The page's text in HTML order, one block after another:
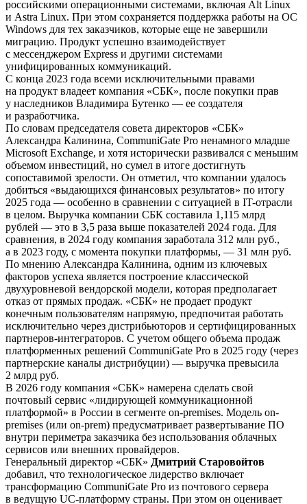
российскими операционными системами, включая Alt Linux
и Astra Linux. При этом сохраняется поддержка работы на ОС
Windows для тех заказчиков, которые еще не завершили
миграцию. Продукт успешно взаимодействует
с мессенджером Express и другими системами
унифицированных коммуникаций.
С конца 2023 года всеми исключительными правами
на продукт владеет компания «СБК», после покупки прав
у наследников Владимира Бутенко — ее создателя
и разработчика.
По словам председателя совета директоров «СБК»
Александра Калинина, CommuniGate Pro ненамного младше
Microsoft Exchange, и хотя исторически развивался с меньшим
объемом инвестиций, но сумел в итоге достигнуть
сопоставимой зрелости. Он отметил, что компании удалось
добиться «выдающихся финансовых результатов» по итогу
2025 года — особенно в сравнении с ситуацией в IT-отрасли
в целом. Выручка компании СБК составила 1,115 млрд
рублей — это в 3,5 раза выше показателей 2024 года. Для
сравнения, в 2024 году компания заработала 312 млн руб.,
а в 2023 году, с момента покупки платформы, — 31 млн руб.
По мнению Александра Калинина, одним из ключевых
факторов успеха является построение классической
двухуровневой вендорской модели, которая предполагает
отказ от прямых продаж. «СБК» не продает продукт
конечным пользователям напрямую, предпочитая работать
исключительно через дистрибьюторов и сертифицированных
партнеров-интеграторов. С учетом общего объема продаж
платформенных решений CommuniGate Pro в 2025 году (через
партнерские каналы дистрибуции) — выручка превысила
2 млрд руб.
В 2026 году компания «СБК» намерена сделать свой
почтовый сервис «лидирующей коммуникационной
платформой» в России в сегменте on-premises. Модель on-
premises (или on-prem) предусматривает развертывание ПО
внутри периметра заказчика без использования облачных
сервисов или внешних провайдеров.
Генеральный директор «СБК» Дмитрий Старовойтов
добавил, что технологическое лидерство включает
трансформацию CommuniGate Pro из почтового сервера
в ведущую UC-платформу страны. При этом он оценивает